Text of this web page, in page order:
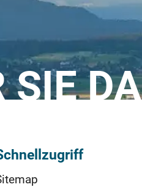
SIE DA